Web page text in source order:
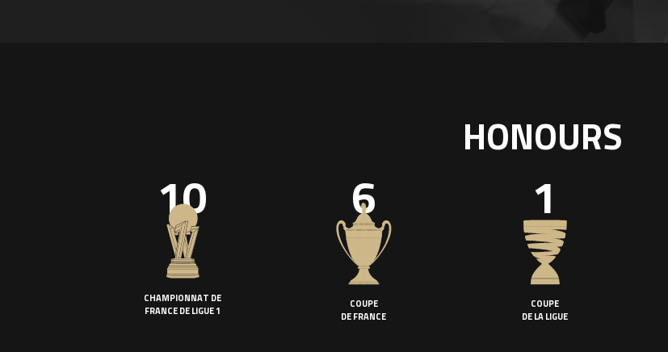
HONOURS
10
CHAMPIONNAT DE
FRANCE DE LIGUE 1
6
COUPE
DE FRANCE
1
COUPE
DE LA LIGUE